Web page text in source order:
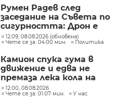
Румен Радев след
заседание на Съвета по
сигурността: Дрон е
нахлул в българското
въздушно
12:09, 08.08.2026 (обновена)
Чете се за: 04:00 мин.
Политика
Камион спука гума в
движение и едва не
премаза лека кола на
Подбалканския път
(СНИМКИ)
12:00, 08.08.2026
Чете се за: 01:07 мин.
У нас